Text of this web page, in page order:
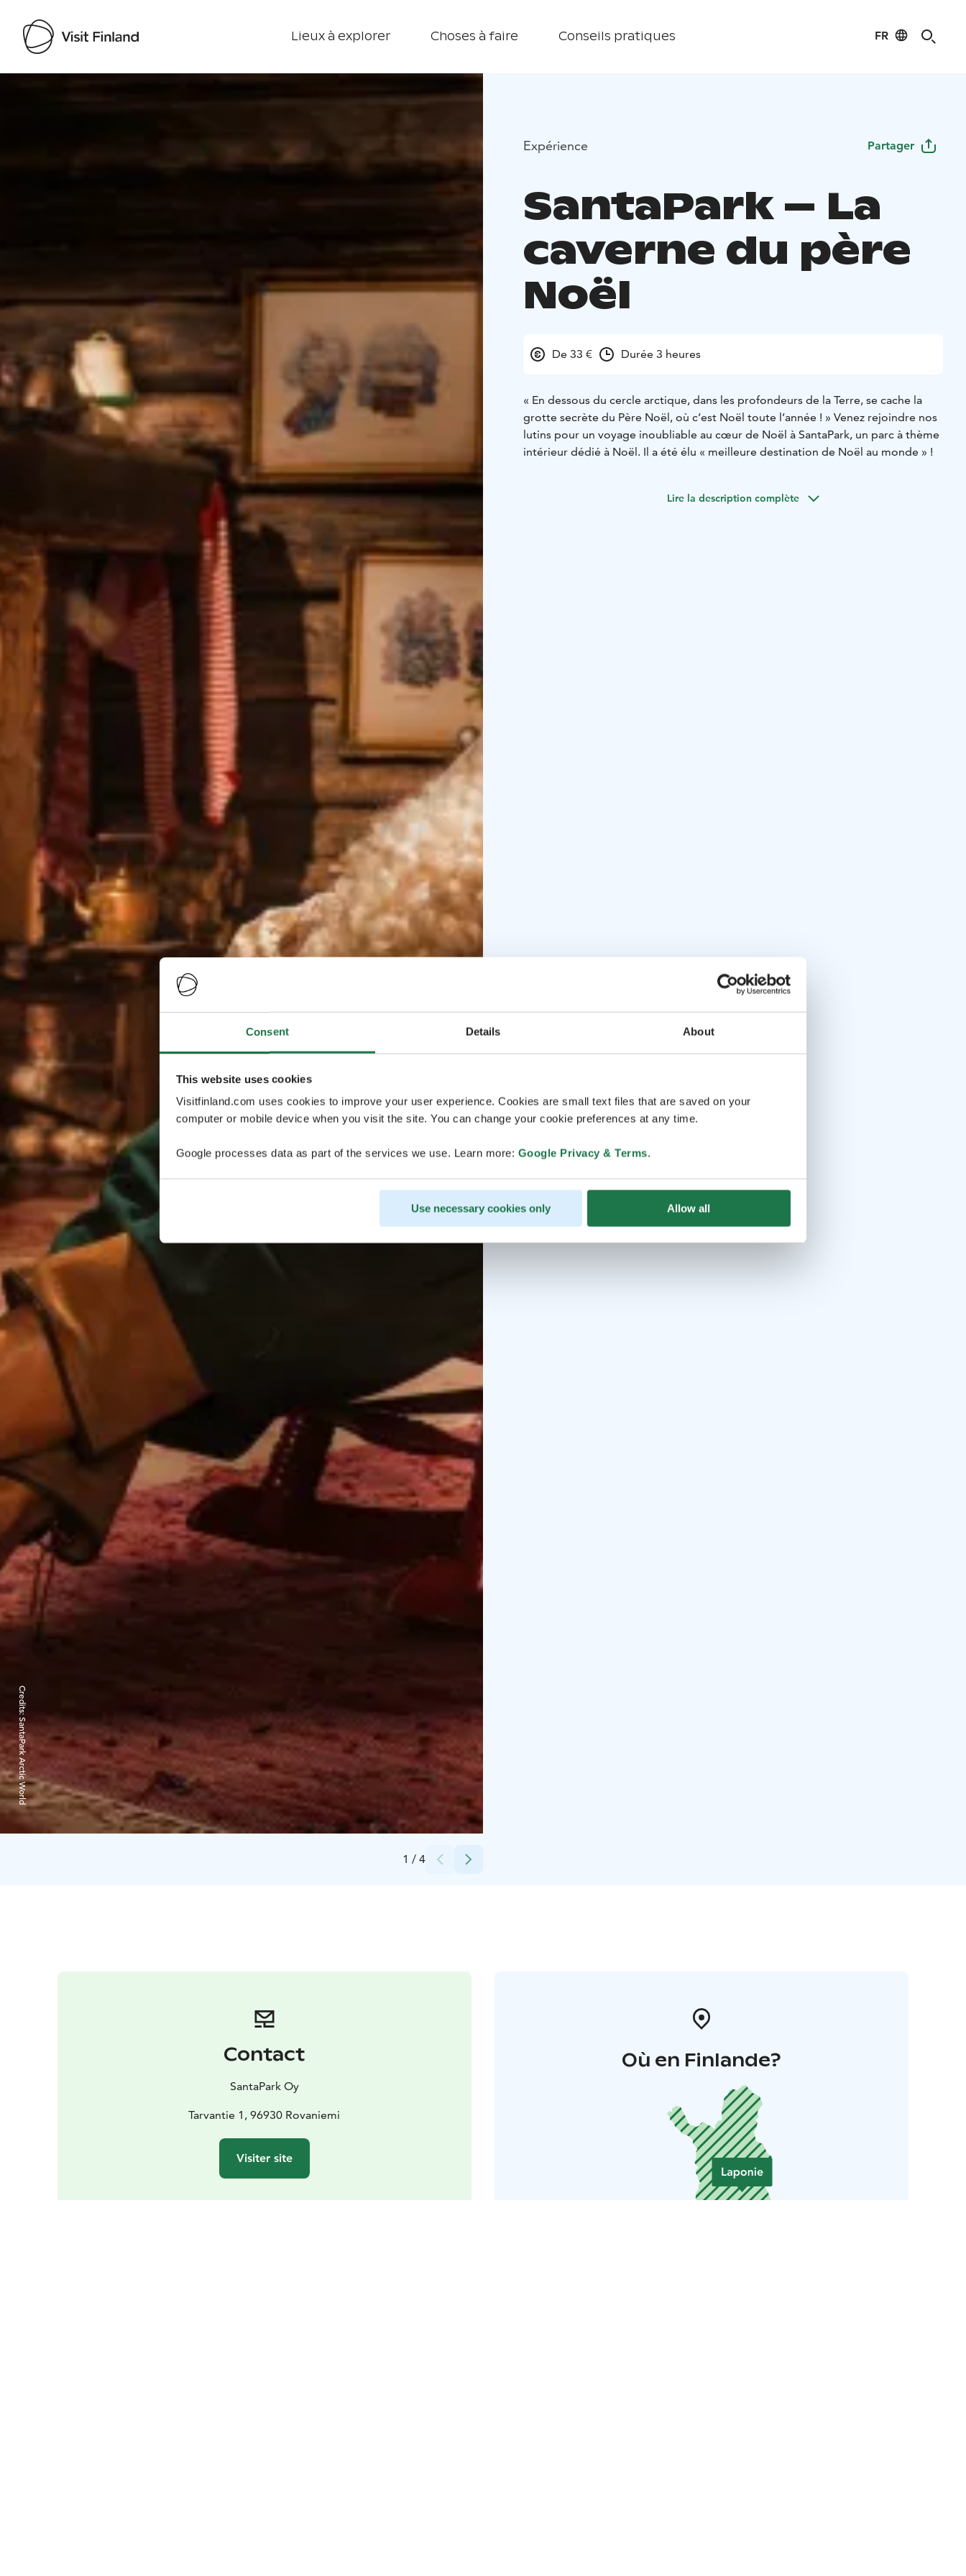
Consent Details About
This website uses cookies
Visitfinland.com uses cookies to improve your user experience. Cookies are small text files that are saved on your
computer or mobile device when you visit the site. You can change your cookie preferences at any time.
Google processes data as part of the services we use. Learn more: Google Privacy & Terms.
Use necessary cookies only Allow all
Lieux à explorer Choses à faire Conseils pratiques FR
Visit Finland
1 / 4
Credits:
SantaPark Arctic World
Expérience Partager
SantaPark – La
caverne du père
Noël
De 33 € Durée 3 heures
« En dessous du cercle arctique, dans les profondeurs de la Terre, se cache la
grotte secrète du Père Noël, où c’est Noël toute l’année ! » Venez rejoindre nos
lutins pour un voyage inoubliable au cœur de Noël à SantaPark, un parc à thème
intérieur dédié à Noël. Il a été élu « meilleure destination de Noël au monde » !
Lire la description complète
Contact
SantaPark Oy
Tarvantie 1, 96930 Rovaniemi
Visiter site
Où en Finlande?